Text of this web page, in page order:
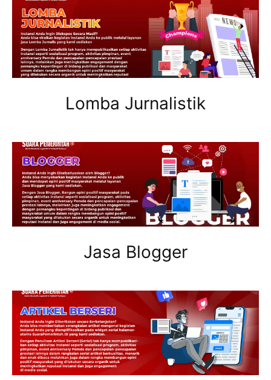
Lomba Jurnalistik
Jasa Blogger